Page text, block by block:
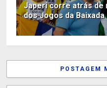
Japeri corre atrás de
dos Jogos da Baixada
POSTAGEM